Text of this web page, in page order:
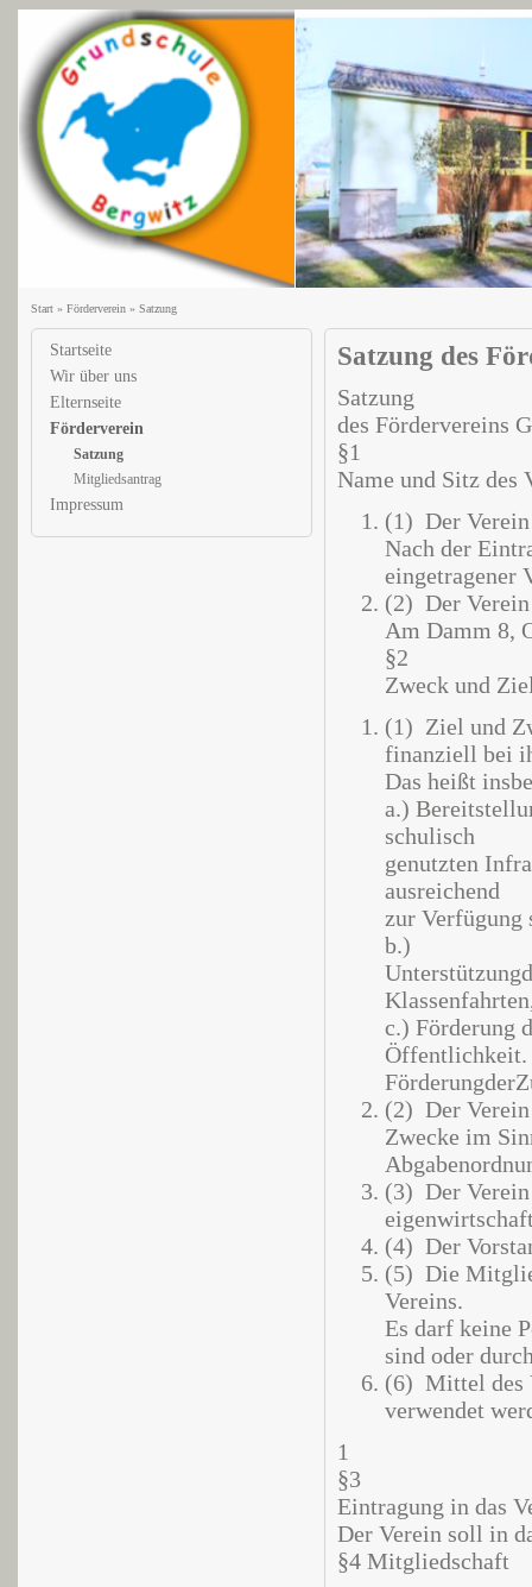
Start» Förderverein» Satzung
Startseite
Wir über uns
Elternseite
Förderverein
Satzung
Mitgliedsantrag
Impressum
Satzung des
Satzung
des Fördervereins
§1
Name und Sitz des
(1) Der Verein
Nach der
eingetragener
(2) Der
Am Damm 8,
§2
Zweck und
(1) Ziel und
finanziell bei
Das heißt
a.)
schulisch
genutzten
ausreichend
zur Verfügung
b.)
c.) Förderung
Öffentlichkeit.
(2) Der
Zwecke im
(3) Der
(4) Der
(5) Die
Vereins.
Es darf keine
sind oder
(6) Mittel des
verwendet
1
§3
Eintragung in das
Der Verein soll in
§4 Mitgliedschaft